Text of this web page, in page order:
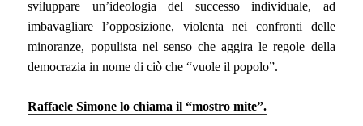
sviluppare un’ideologia del successo individuale, ad
imbavagliare l’opposizione, violenta nei confronti delle
minoranze, populista nel senso che aggira le regole della
democrazia in nome di ciò che “vuole il popolo”.
Raffaele Simone lo chiama il “mostro mite”.